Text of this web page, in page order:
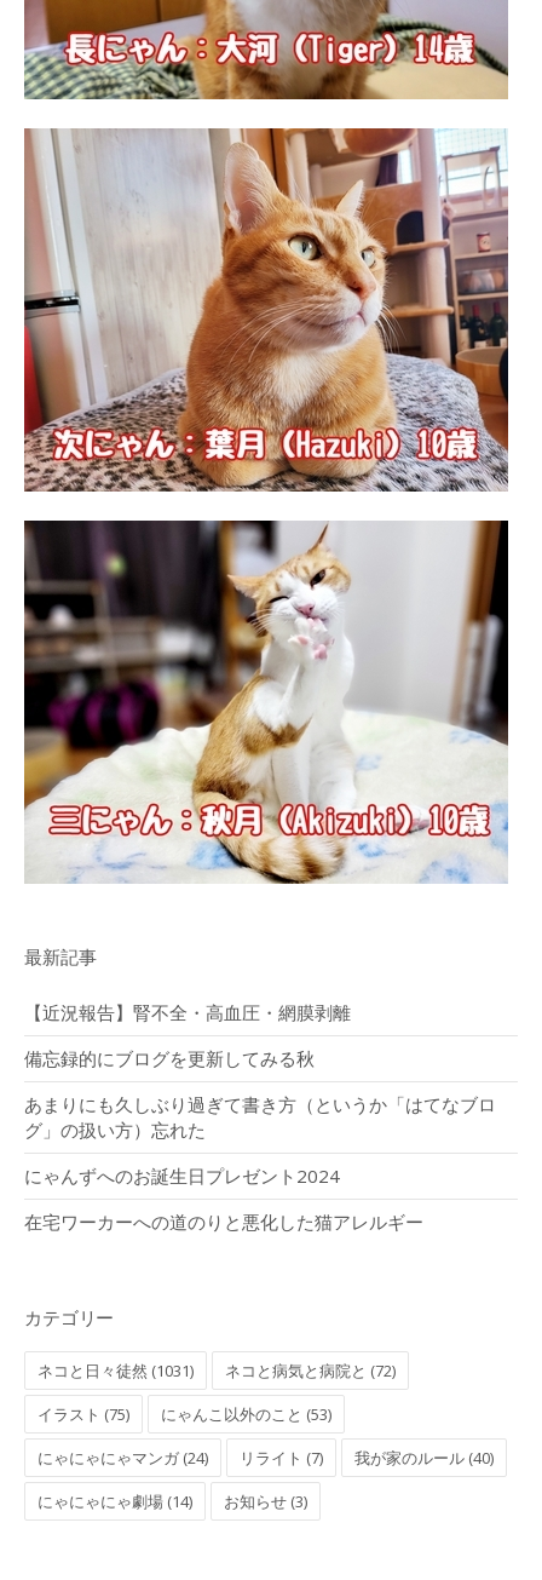
最新記事
【近況報告】腎不全・高血圧・網膜剥離
備忘録的にブログを更新してみる秋
あまりにも久しぶり過ぎて書き方（というか「はてなブロ
グ」の扱い方）忘れた
にゃんずへのお誕生日プレゼント2024
在宅ワーカーへの道のりと悪化した猫アレルギー
カテゴリー
ネコと日々徒然 (1031)
ネコと病気と病院と (72)
イラスト (75)
にゃんこ以外のこと (53)
にゃにゃにゃマンガ (24)
リライト (7)
我が家のルール (40)
にゃにゃにゃ劇場 (14)
お知らせ (3)